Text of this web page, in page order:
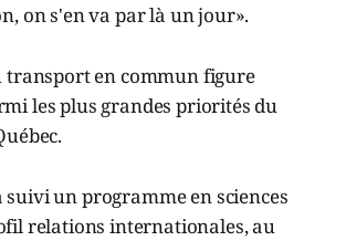
on s'en va par là un jour».
transport en commun figure
les plus grandes priorités du
suivi un programme en sciences
relations internationales, au